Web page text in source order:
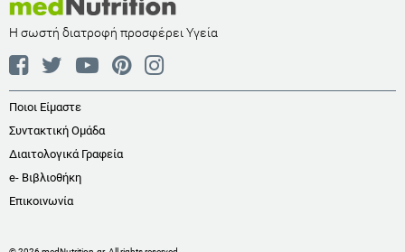
Η σωστή διατροφή προσφέρει Υγεία
Ποιοι Είμαστε
Συντακτική Ομάδα
Διαιτολογικά Γραφεία
e- Βιβλιοθήκη
Επικοινωνία